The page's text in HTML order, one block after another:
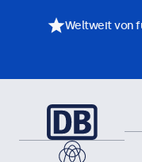
Weltweit von